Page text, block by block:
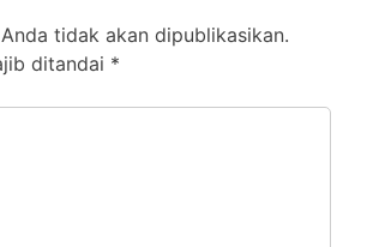
tidak akan dipublikasikan.
ditandai *